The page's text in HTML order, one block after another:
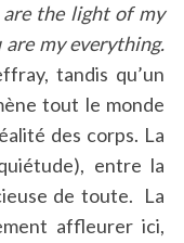
are the light of my
are my everything.
tandis qu’un
tout le monde
des corps. La
entre la
de toute. La
affleurer ici,